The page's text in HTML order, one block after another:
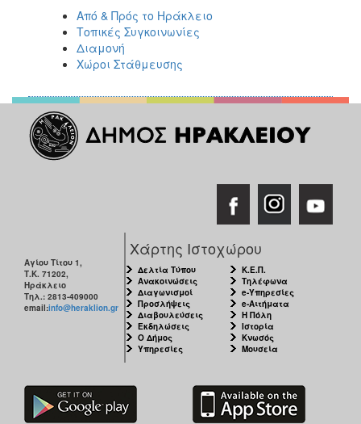
Από & Πρός το Ηράκλειο
Τοπικές Συγκοινωνίες
Διαμονή
Χώροι Στάθμευσης
Αγίου Τίτου 1,
Τ.Κ. 71202,
Ηράκλειο
Τηλ.: 2813-409000
email:info@heraklion.gr
Χάρτης Ιστοχώρου
Δελτία Τύπου
Ανακοινώσεις
Διαγωνισμοί
Προσλήψεις
Διαβουλεύσεις
Εκδηλώσεις
Ο Δήμος
Υπηρεσίες
Κ.Ε.Π.
Τηλέφωνα
e-Υπηρεσίες
e-Αιτήματα
Η Πόλη
Ιστορία
Κνωσός
Μουσεία